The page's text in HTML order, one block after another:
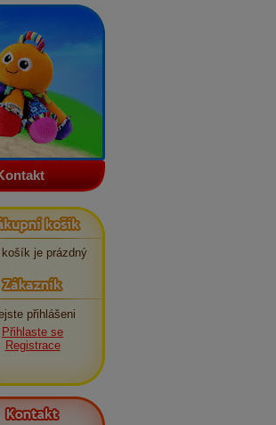
košík
je prázdný
Zákazník
přihlášeni
Přihlaste se
Registrace
Kontakt